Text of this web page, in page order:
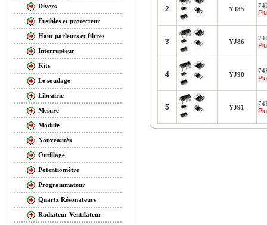
Divers
Fusibles et protecteur
Haut parleurs et filtres
Interrupteur
Kits
Le soudage
Librairie
Mesure
Module
Nouveautés
Outillage
Potentiomètre
Programmateur
Quartz Résonateurs
Radiateur Ventilateur
2 YJ85
3 YJ86
4 YJ90
5 YJ91